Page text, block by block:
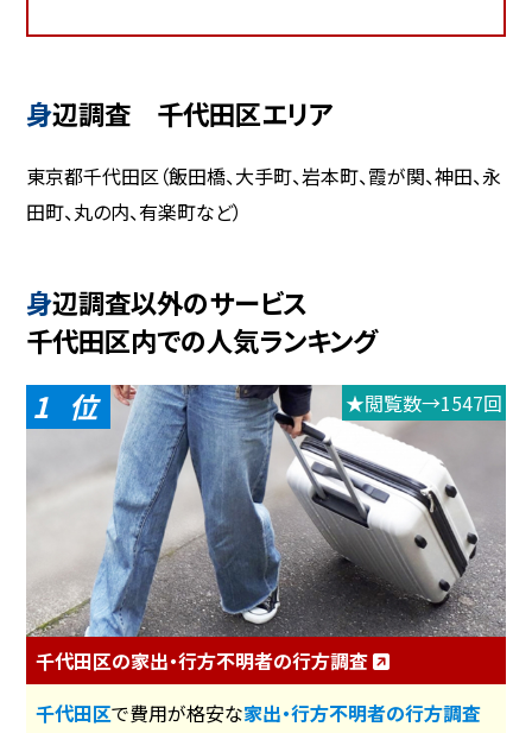
身辺調査 千代田区エリア
東京都千代田区（飯田橋、大手町、岩本町、霞が関、神田、永
田町、丸の内、有楽町など）
身辺調査以外のサービス
千代田区内での人気ランキング
1 ★閲覧数→1547回
千代田区の家出・行方不明者の行方調査
千代田区で費用が格安な家出・行方不明者の行方調査